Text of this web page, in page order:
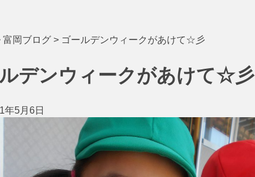
富岡ブログ > ゴールデンウィークがあけて☆彡
デンウィークがあけて☆彡
年5月6日